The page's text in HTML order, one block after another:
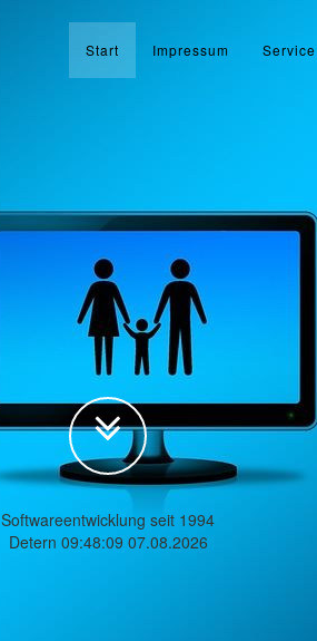
Start Impressum Service
Softwareentwicklung seit 1994
Detern 09:48:09 07.08.2026